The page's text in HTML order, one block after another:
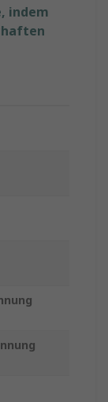
indem